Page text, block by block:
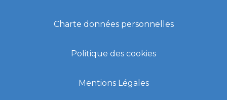
Charte données personnelles
Politique des cookies
Mentions Légales